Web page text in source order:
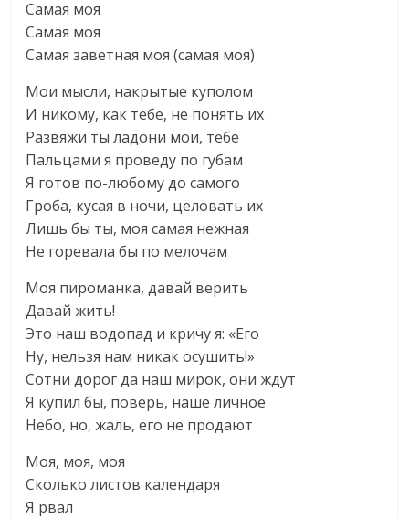
Самая моя
Самая моя
Самая заветная моя (самая моя)
Мои мысли, накрытые куполом
И никому, как тебе, не понять их
Развяжи ты ладони мои, тебе
Пальцами я проведу по губам
Я готов по-любому до самого
Гроба, кусая в ночи, целовать их
Лишь бы ты, моя самая нежная
Не горевала бы по мелочам
Моя пироманка, давай верить
Давай жить!
Это наш водопад и кричу я: «Его
Ну, нельзя нам никак осушить!»
Сотни дорог да наш мирок, они ждут
Я купил бы, поверь, наше личное
Небо, но, жаль, его не продают
Моя, моя, моя
Сколько листов календаря
Я рвал